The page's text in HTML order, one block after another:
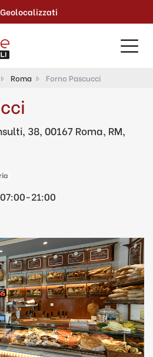
Geolocalizzati
Roma Forno Pascucci
38, 00167 Roma, RM,
07:00-21:00